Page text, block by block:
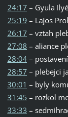
24:17 – Gyula
25:19 – Lajos
26:17 – vztah
27:08 – aliance
28:04–
28:57 – plebejci
30:01 – byly
31:45 – rozkol
33:33 –